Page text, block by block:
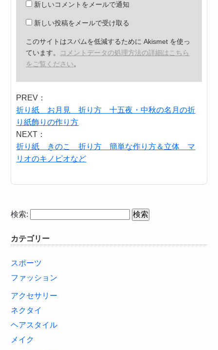
新しいコメントをメールで通知
新しい投稿をメールで受け取る
このサイトはスパムを低減するために Akismet を使っ
ています。 コメントデータの処理方法の詳細はこちら
をご覧ください。
PREV：
折り紙 お月見 折り方 十五夜・中秋の名月の折
り紙飾りの作り方
NEXT：
折り紙 きのこ 折り方 簡単な作り方＆立体 マ
リオのキノピオなど
検索:
カテゴリー
スポーツ
ファッション
アクセサリー
ネクタイ
ヘアスタイル
メイク